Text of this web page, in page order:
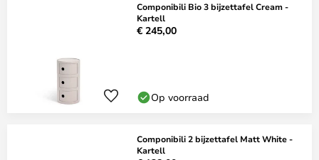
Componibili Bio 3 bijzettafel Cream -
Kartell
€ 245,00
Op voorraad
Componibili 2 bijzettafel Matt White -
Kartell